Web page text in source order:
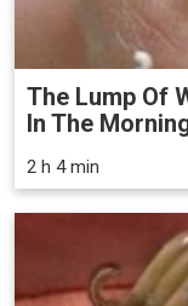
The Lump Of
In The
2 h 4 min